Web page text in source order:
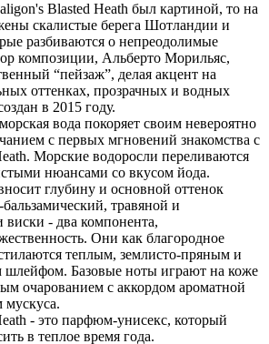
Blasted Heath был картиной, то на
скалистые берега Шотландии и
разбиваются о непреодолимые
композиции, Альберто Морильяс,
“пейзаж”, делая акцент на
оттенках, прозрачных и водных
в 2015 году.
вода покоряет своим невероятно
с первых мгновений знакомства с
Морские водоросли переливаются
нюансами со вкусом йода.
глубину и основной оттенок
травяной и
виски - два компонента,
Они как благородное
теплым, землисто-пряным и
Базовые ноты играют на коже
очарованием с аккордом ароматной
мускуса.
- это парфюм-унисекс, который
в теплое время года.